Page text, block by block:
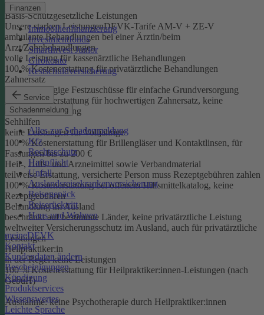
Finanzen
Immobilienfinanzierung
Investmentfonds
SmartInvest Junior
Girokonto
Restschuldversicherung
Service
Schadenmeldung
Alles zur Schadenmeldung
Kfz
Rechtsschutz
Haftpflicht
Unfall
Auslandsreisekrankenversicherung
Reisegepäck
Reiserücktritt
Haus und Wohnen
meineDEVK
Kontakt
Kundendaten ändern
Bescheinigungen
Kündigung
Produktservices
Wissenswertes
Leichte Sprache
Basis-Schutzgesetzliche Leistungen
Unsere starken LeistungenDEVK-Tarife AM-V + ZE-V
ambulante Behandlungen bei einer Ärztin/beim
Arzt/Zahnbehandlungen
volle Leistung für kassenärztliche Behandlungen
100 % Kostenerstattung für privatärztliche Behandlungen
Zahnersatz
befundabhängige Festzuschüsse für einfache Grundversorgung
80 % Kostenerstattung für hochwertigen Zahnersatz, keine
Summenbegrenzung
Sehhilfen
keine Leistungen für Volljährige
100 % Kostenerstattung für Brillengläser und Kontaktlinsen, für
Fassungen bis zu 200 €
Heil-, Hilfs- und Arzneimittel sowie Verbandmaterial
teilweise Erstattung, versicherte Person muss Rezeptgebühren zahlen
100 % Kostenerstattung bei offenem Hilfsmittelkatalog, keine
Rezeptgebühren
Behandlung im Ausland
beschränkt auf bestimmte Länder, keine privatärztliche Leistung
weltweiter Versicherungsschutz im Ausland, auch für privatärztliche
Leistungen
Heilpraktiker:in
in der Regel keine Leistungen
100 % Kostenerstattung für Heilpraktiker:innen-Leistungen (nach
GebüH)
Ausnahme: keine Psychotherapie durch Heilpraktiker:innen